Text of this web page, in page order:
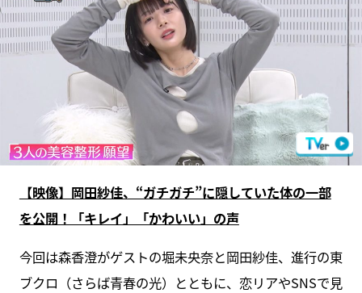
【映像】岡田紗佳、“ガチガチ”に隠していた体の一部
を公開！「キレイ」「かわいい」の声
今回は森香澄がゲストの堀未央奈と岡田紗佳、進行の東
ブクロ（さらば青春の光）とともに、恋リアやSNSで見